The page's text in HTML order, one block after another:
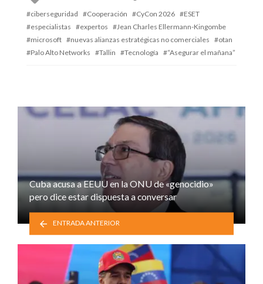
ciberseguridad
Cooperación CyCon 2026
ESET
especialistas
expertos
Jean Charles Ellermann-Kingombe
microsoft
nuevas alianzas estratégicas no comerciales
otan
Palo Alto Networks
Tallin Tecnología “Asegurar el mañana”
Cuba acusa a EEUU en la ONU de «genocidio»
pero dice estar dispuesta a conversar
ENTRADA ANTERIOR